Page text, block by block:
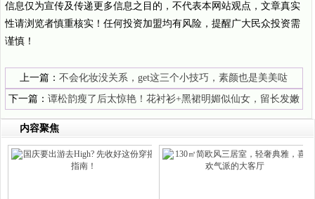
信息仅为宣传及传递更多信息之目的，不代表本网站观点，文章真实
性请浏览者慎重核实！任何投资加盟均有风险，提醒广大民众投资需
谨慎！
上一篇：不会化妆没关系，get这三个小技巧，素颜也是美美哒
下一篇： 谭松韵瘦了后太惊艳！花衬衫+黑裙明媚似仙女，留长发嫩
成高中生
内容聚焦